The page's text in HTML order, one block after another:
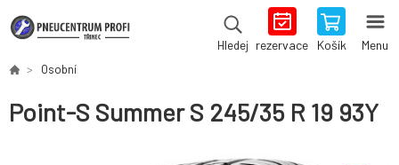
Hledej rezervace Košík Menu
Osobní
Point-S Summer S 245/35 R 19 93Y